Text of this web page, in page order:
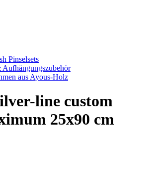
Pinselsets
aus Ayous-Holz
line custom
25x90 cm